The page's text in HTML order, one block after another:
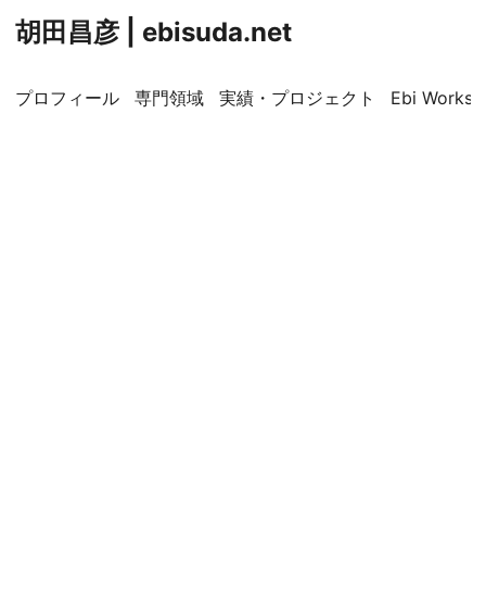
胡田昌彦 | ebisuda.net
プロフィール 専門領域 実績・プロジェクト Ebi